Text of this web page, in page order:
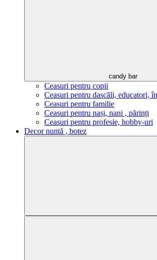
candy bar
Ceasuri pentru copii
Ceasuri pentru dascăli, educatori,
Ceasuri pentru familie
Ceasuri pentru nași, nani , părinți
Ceasuri pentru profesie, hobby-uri
Decor nuntă , botez